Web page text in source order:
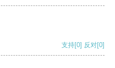
支持[0] 反对[0]